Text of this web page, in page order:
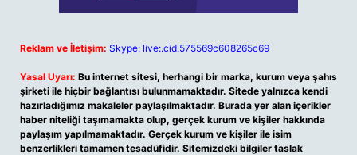
Reklam ve İletişim: Skype: live:.cid.575569c608265c69
Yasal Uyarı: Bu internet sitesi, herhangi bir marka, kurum veya şahıs
şirketi ile hiçbir bağlantısı bulunmamaktadır. Sitede yalnızca kendi
hazırladığımız makaleler paylaşılmaktadır. Burada yer alan içerikler
haber niteliği taşımamakta olup, gerçek kurum ve kişiler hakkında
paylaşım yapılmamaktadır. Gerçek kurum ve kişiler ile isim
benzerlikleri tamamen tesadüfidir. Sitemizdeki bilgiler taslak